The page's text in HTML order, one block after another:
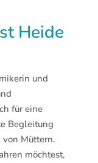
Heide
und
für eine
Begleitung
Müttern.
möchtest,